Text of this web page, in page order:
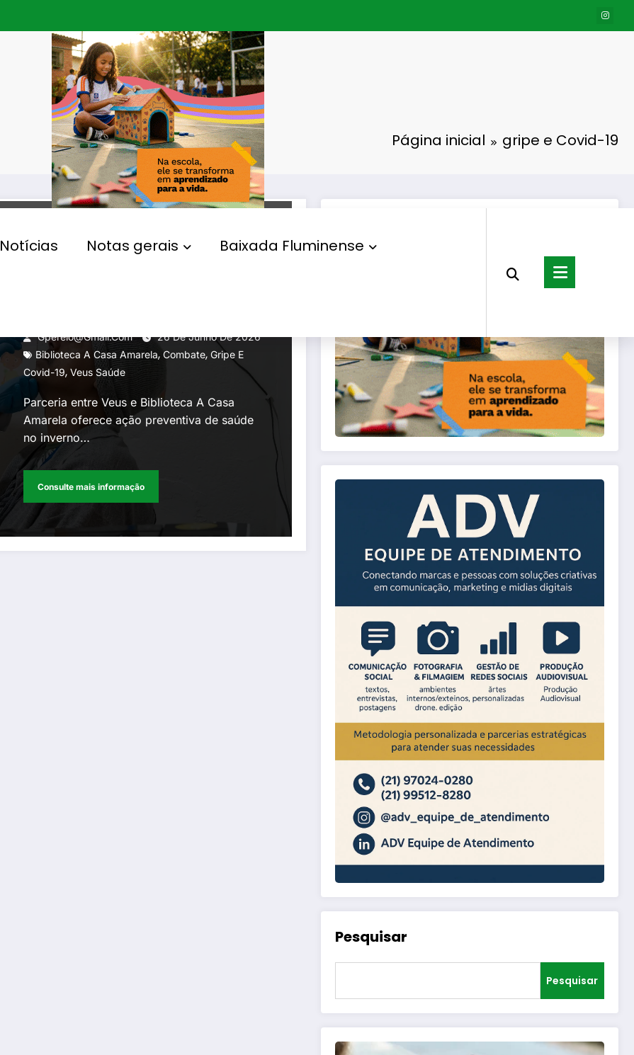
Notícias Notas gerais Baixada Fluminense
Página inicial gripe e Covid-19
Exames gratuitos em
Gperelo@gmail.com
26 De Junho De 2026
Biblioteca A Casa Amarela,Combate,Gripe E
Covid-19,Veus Saúde
Parceria entre Veus e Biblioteca A Casa
Amarela oferece ação preventiva de saúde
no inverno…
Consulte mais informação
Pesquisar
Pesquisar